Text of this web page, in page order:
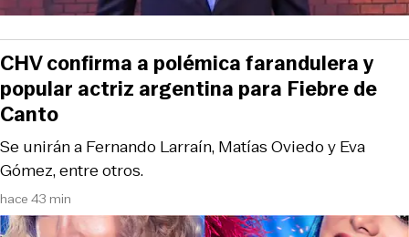
hace 43 min
Se unirán a Fernando Larraín, Matías Oviedo y Eva
Gómez, entre otros.
CHV confirma a polémica farandulera y
popular actriz argentina para Fiebre de
Canto